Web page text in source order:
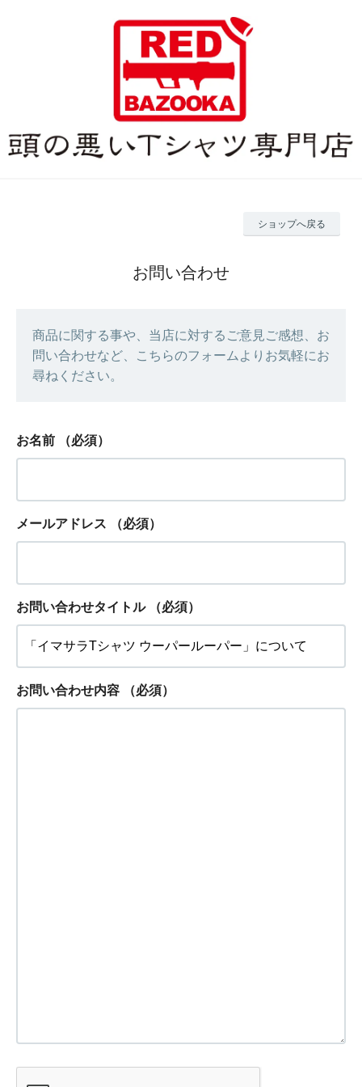
ショップへ戻る
お問い合わせ
商品に関する事や、当店に対するご意見ご感想、お
問い合わせなど、こちらのフォームよりお気軽にお
尋ねください。
お名前 （必須）
メールアドレス （必須）
お問い合わせタイトル （必須）
お問い合わせ内容 （必須）